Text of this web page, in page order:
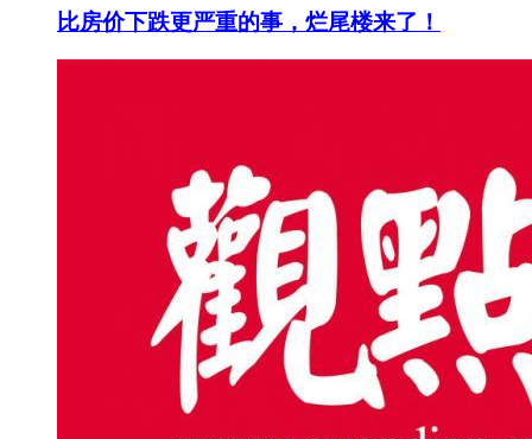
比房价下跌更严重的事，烂尾楼来了！